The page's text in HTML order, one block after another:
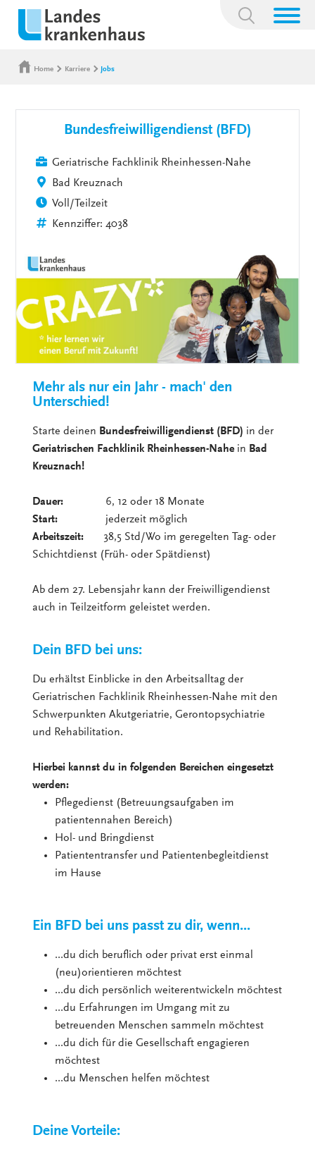
Suchbegriff:
Home Karriere Jobs
Bundesfreiwilligendienst (BFD)
Geriatrische Fachklinik Rheinhessen-Nahe
Bad Kreuznach
Voll/Teilzeit
Kennziffer: 4038
Mehr als nur ein Jahr - mach' den
Unterschied!
Starte deinen Bundesfreiwilligendienst (BFD) in der
Geriatrischen Fachklinik Rheinhessen-Nahe in Bad
Kreuznach!
Dauer: 6, 12 oder 18 Monate
Start:
jederzeit möglich
Arbeitszeit: 38,5 Std/Wo im geregelten Tag- oder
Schichtdienst (Früh- oder Spätdienst)
Ab dem 27. Lebensjahr kann der Freiwilligendienst
auch in Teilzeitform geleistet werden.
Dein BFD bei uns:
Du erhältst Einblicke in den Arbeitsalltag der
Geriatrischen Fachklinik Rheinhessen-Nahe mit den
Schwerpunkten Akutgeriatrie, Gerontopsychiatrie
und Rehabilitation.
Hierbei kannst du in folgenden Bereichen eingesetzt
werden:
Pflegedienst (Betreuungsaufgaben im
patientennahen Bereich)
Hol- und Bringdienst
Patiententransfer und Patientenbegleitdienst
im Hause
Ein BFD bei uns passt zu dir, wenn...
...du dich beruflich oder privat erst einmal
(neu)orientieren möchtest
...du dich persönlich weiterentwickeln möchtest
...du Erfahrungen im Umgang mit zu
betreuenden Menschen sammeln möchtest
...du dich für die Gesellschaft engagieren
möchtest
...du Menschen helfen möchtest
Deine Vorteile: